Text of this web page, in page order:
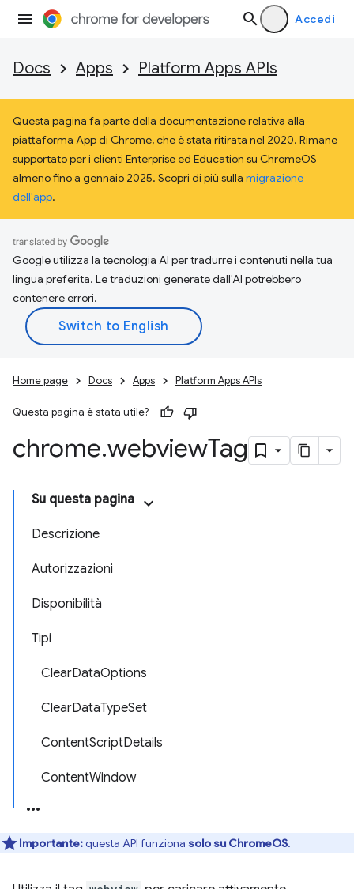
Accedi
Docs Apps Platform Apps APIs
Questa pagina fa parte della documentazione relativa alla
piattaforma App di Chrome, che è stata ritirata nel 2020. Rimane
supportato per i clienti Enterprise ed Education su ChromeOS
almeno fino a gennaio 2025. Scopri di più sulla migrazione
dell'app.
Google utilizza la tecnologia AI per tradurre i contenuti nella tua
lingua preferita. Le traduzioni generate dall'AI potrebbero
contenere errori.
Home page Docs Apps Platform Apps APIs
Questa pagina è stata utile?
chrome.webviewTag
Su questa pagina
Descrizione
Autorizzazioni
Disponibilità
Tipi
ClearDataOptions
ClearDataTypeSet
ContentScriptDetails
ContentWindow
Importante:questa API funziona solo su ChromeOS.